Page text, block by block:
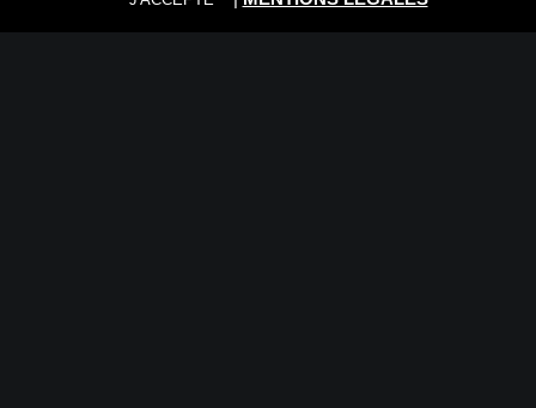
Ouverture maximale: f/4.5 à 5.6